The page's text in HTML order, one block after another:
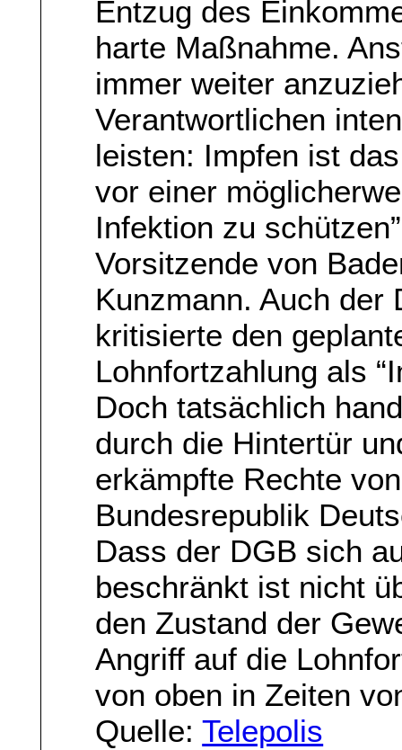
Entzug des
harte Maßnahme.
immer weiter
Verantwortlichen
leisten: Impfen ist
vor einer
Infektion zu
Vorsitzende von
Kunzmann. Auch der
kritisierte den
Lohnfortzahlung als
Doch tatsächlich
durch die Hintertür
erkämpfte Rechte
Bundesrepublik
Dass der DGB sich
beschränkt ist nicht
den Zustand der
Angriff auf die
von oben in Zeiten
Quelle:Telepolis